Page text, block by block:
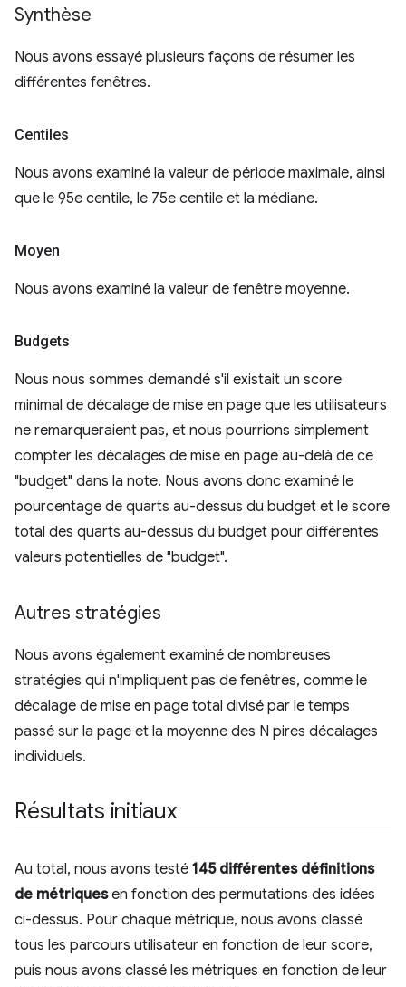
Synthèse
Nous avons essayé plusieurs façons de résumer les
différentes fenêtres.
Centiles
Nous avons examiné la valeur de période maximale, ainsi
que le 95e centile, le 75e centile et la médiane.
Moyen
Nous avons examiné la valeur de fenêtre moyenne.
Budgets
Nous nous sommes demandé s'il existait un score
minimal de décalage de mise en page que les utilisateurs
ne remarqueraient pas, et nous pourrions simplement
compter les décalages de mise en page au-delà de ce
"budget" dans la note. Nous avons donc examiné le
pourcentage de quarts au-dessus du budget et le score
total des quarts au-dessus du budget pour différentes
valeurs potentielles de "budget".
Autres stratégies
Nous avons également examiné de nombreuses
stratégies qui n'impliquent pas de fenêtres, comme le
décalage de mise en page total divisé par le temps
passé sur la page et la moyenne des N pires décalages
individuels.
Résultats initiaux
Au total, nous avons testé 145 différentes définitions
de métriquesen fonction des permutations des idées
ci-dessus. Pour chaque métrique, nous avons classé
tous les parcours utilisateur en fonction de leur score,
puis nous avons classé les métriques en fonction de leur